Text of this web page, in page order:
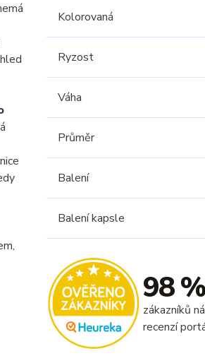
Kolorovaná
Ryzost
Váha
Průměr
Balení
Balení kapsle
98 %
zákazníků
recenzí